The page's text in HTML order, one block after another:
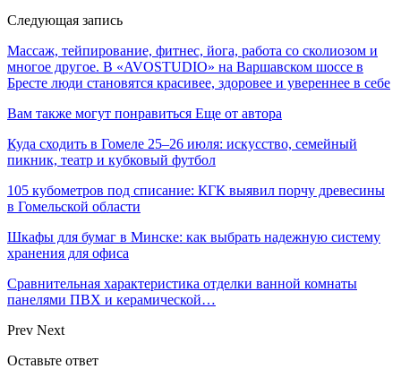
Следующая запись
Массаж, тейпирование, фитнес, йога, работа со сколиозом и
многое другое. В «AVOSTUDIO» на Варшавском шоссе в
Бресте люди становятся красивее, здоровее и увереннее в себе
Вам также могут понравиться Еще от автора
Куда сходить в Гомеле 25–26 июля: искусство, семейный
пикник, театр и кубковый футбол
105 кубометров под списание: КГК выявил порчу древесины
в Гомельской области
Шкафы для бумаг в Минске: как выбрать надежную систему
хранения для офиса
Сравнительная характеристика отделки ванной комнаты
панелями ПВХ и керамической…
Prev Next
Оставьте ответ